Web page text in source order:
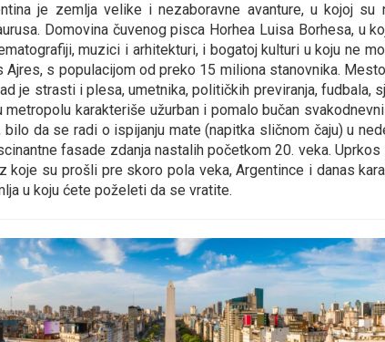
je zemlja velike i nezaboravne avanture, u kojoj su
Domovina čuvenog pisca Horhea Luisa Borhesa, u
muzici i arhitekturi, i bogatoj kulturi u koju ne
Ajres, s populacijom od preko 15 miliona stanovnika.
je strasti i plesa, umetnika, političkih previranja, fudbala,
metropolu karakteriše užurban i pomalo bučan
bilo da se radi o ispijanju mate (napitka sličnom čaju) u
fasade zdanja nastalih početkom 20. veka.
koje su prošli pre skoro pola veka, Argentince i danas
u koju ćete poželeti da se vratite.